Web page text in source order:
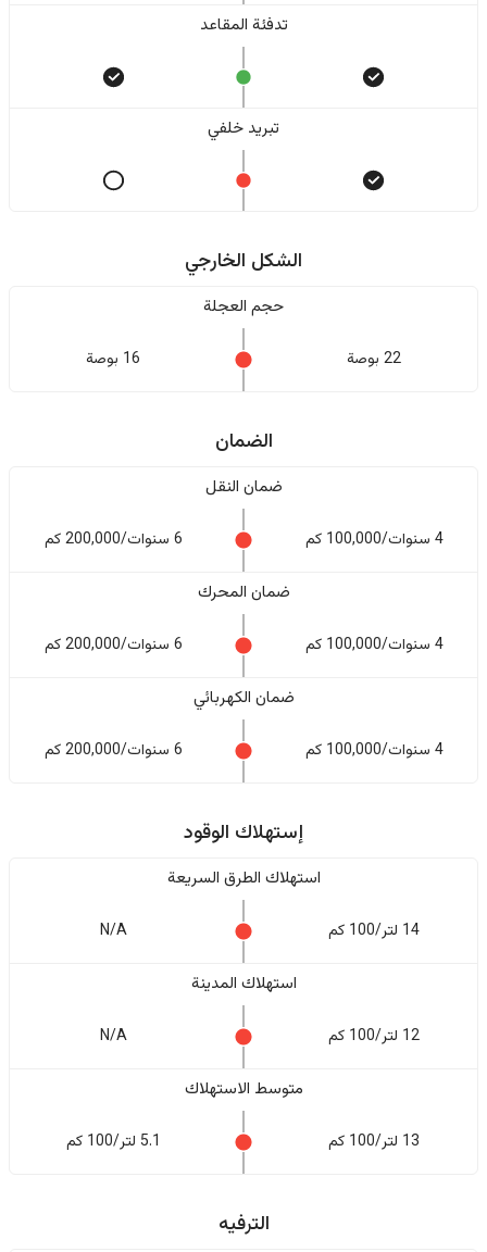
تدفئة المقاعد
تبريد خلفي
الشكل الخارجي
حجم العجلة
22 بوصة 16 بوصة
الضمان
ضمان النقل
4 سنوات/100,000 كم 6 سنوات/200,000 كم
ضمان المحرك
4 سنوات/100,000 كم 6 سنوات/200,000 كم
ضمان الكهربائي
4 سنوات/100,000 كم 6 سنوات/200,000 كم
إستهلاك الوقود
استهلاك الطرق السريعة
14 لتر/100 كم N/A
استهلاك المدينة
12 لتر/100 كم N/A
متوسط الاستهلاك
13 لتر/100 كم 5.1 لتر/100 كم
الترفيه